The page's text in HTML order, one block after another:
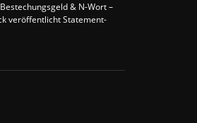
& N-Wort –
veröffentlicht Statement-